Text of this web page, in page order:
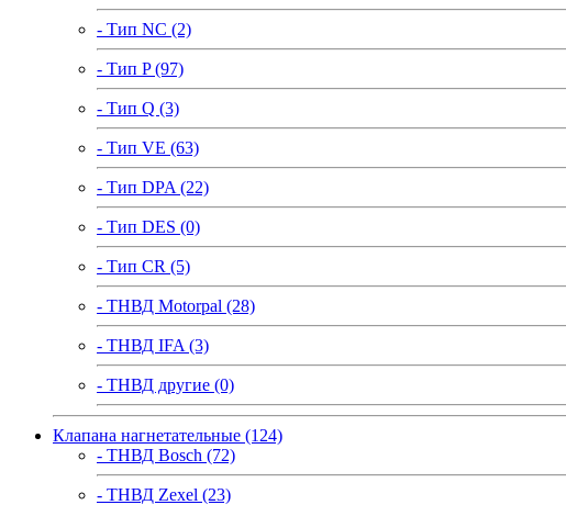
- Тип NC (2)
- Тип P (97)
- Тип Q (3)
- Тип VE (63)
- Тип DPA (22)
- Тип DES (0)
- Тип CR (5)
- ТНВД Motorpal (28)
- ТНВД IFA (3)
- ТНВД другие (0)
Клапана нагнетательные (124)
- ТНВД Bosch (72)
- ТНВД Zexel (23)